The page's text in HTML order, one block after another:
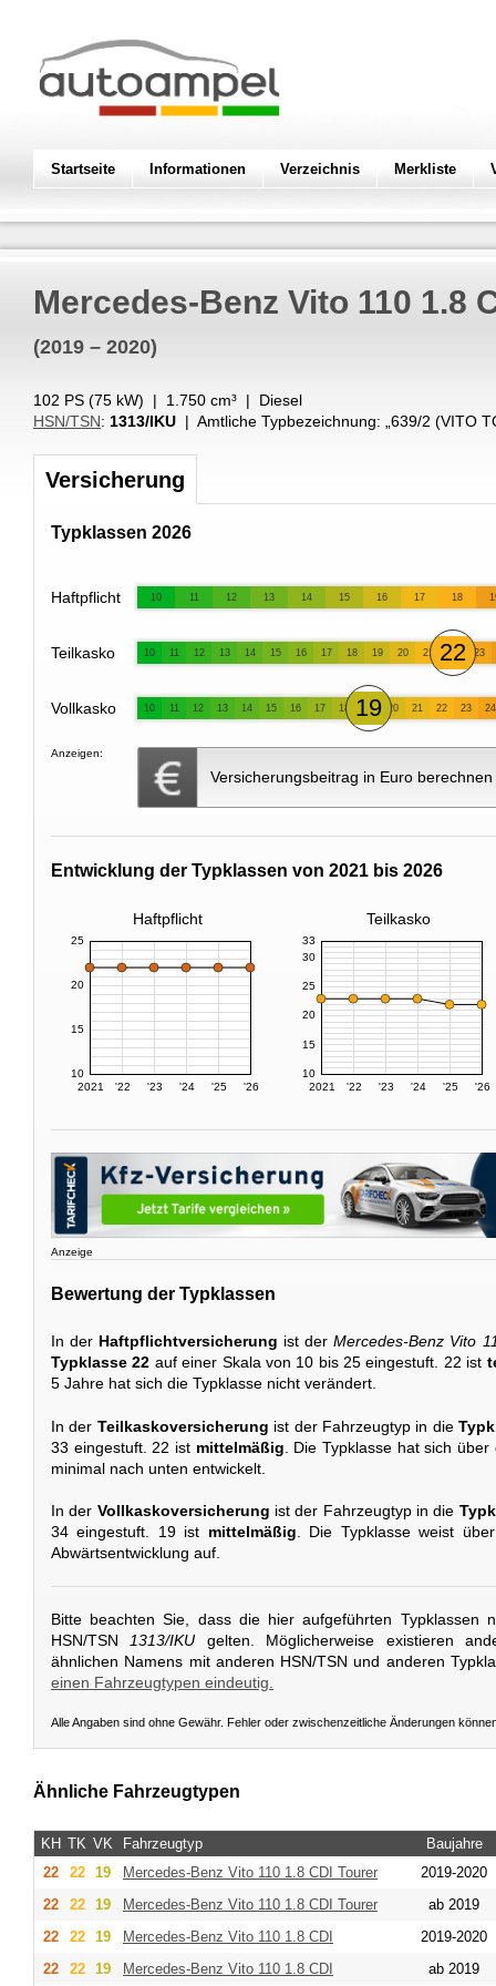
Startseite Informationen Verzeichnis Merkliste
Mercedes-Benz Vito 110 1.8
(2019 – 2020)
102 PS (75 kW) | 1.750 cm³ | Diesel
HSN/TSN: 1313/IKU | Amtliche Typbezeichnung: „ 639/2 (VITO
Versicherung
Typklassen 2026
Haftpflicht 10 11 12 13 14 15 16 17 18
Teilkasko 10 11 12 13 14 15 16 17 18 19 20 21 22 23
Vollkasko 10 11 12 13 14 15 16 17 18 19 20 21 22 23 24
Anzeigen:
Versicherungsbeitrag in Euro berechnen
Entwicklung der Typklassen von 2021 bis 2026
Haftpflicht Teilkasko
2021 '22 '23 '24 '25 '26
10
15
20
25
2021 '22 '23 '24 '25 '26
10
15
20
25
30
33
Anzeige
Bewertung der Typklassen
In der Haftpflichtversicherung ist derMercedes-Benz Vito
Typklasse 22 auf einer Skala von 10 bis 25 eingestuft. 22 ist
5 Jahre hat sich die Typklasse nicht verändert.
In der Teilkaskoversicherung ist der Fahrzeugtyp in die
33 eingestuft. 22 ist mittelmäßig . Die Typklasse hat sich
minimal nach unten entwickelt.
In der Vollkaskoversicherung ist der Fahrzeugtyp in die
34 eingestuft. 19 ist mittelmäßig. Die Typklasse weist
Abwärtsentwicklung auf.
Bitte beachten Sie, dass die hier aufgeführten Typklassen
HSN/TSN
1313/IKU gelten. Möglicherweise existieren
ähnlichen Namens mit anderen HSN/TSN und anderen
einen Fahrzeugtypen eindeutig.
Alle Angaben sind ohne Gewähr. Fehler oder zwischenzeitliche Änderungen
Ähnliche Fahrzeugtypen
KH TK VK Fahrzeugtyp
Baujahre
22
22 19 Mercedes-Benz Vito 110 1.8 CDI Tourer
2019-2020
22
22 19 Mercedes-Benz Vito 110 1.8 CDI Tourer
ab 2019
22
22 19 Mercedes-Benz Vito 110 1.8 CDI
2019-2020
22
22 19 Mercedes-Benz Vito 110 1.8 CDI ab 2019